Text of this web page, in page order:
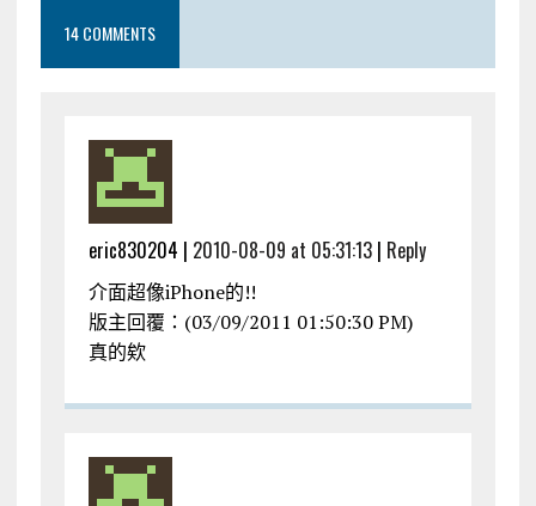
14 COMMENTS
eric830204 | 2010-08-09 at 05:31:13| Reply
介面超像iPhone的!!
版主回覆：(03/09/2011 01:50:30 PM)
真的欸